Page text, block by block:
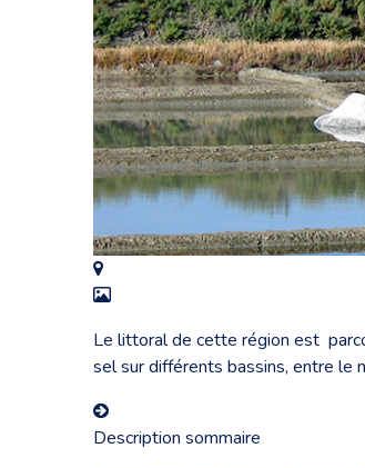
Le littoral de cette région est
sel sur différents bassins, entre le
Description sommaire